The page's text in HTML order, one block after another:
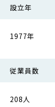
設立年
1977年
従業員数
208人